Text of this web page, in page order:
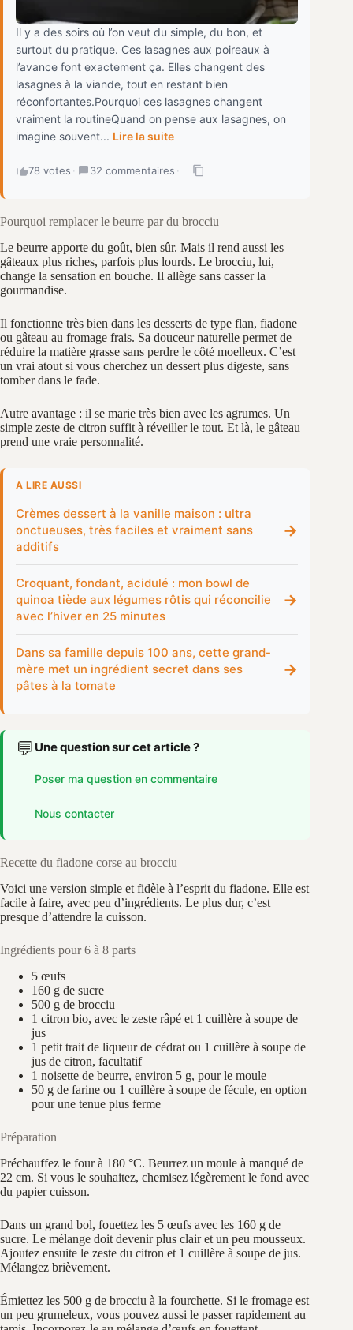
Il y a des soirs où l’on veut du simple, du bon, et
surtout du pratique. Ces lasagnes aux poireaux à
l’avance font exactement ça. Elles changent des
lasagnes à la viande, tout en restant bien
réconfortantes.Pourquoi ces lasagnes changent
vraiment la routineQuand on pense aux lasagnes, on
imagine souvent... Lire la suite
78 votes · 32 commentaires ·
Pourquoi remplacer le beurre par du brocciu
Le beurre apporte du goût, bien sûr. Mais il rend aussi les
gâteaux plus riches, parfois plus lourds. Le brocciu, lui,
change la sensation en bouche. Il allège sans casser la
gourmandise.
Il fonctionne très bien dans les desserts de type flan, fiadone
ou gâteau au fromage frais. Sa douceur naturelle permet de
réduire la matière grasse sans perdre le côté moelleux. C’est
un vrai atout si vous cherchez un dessert plus digeste, sans
tomber dans le fade.
Autre avantage : il se marie très bien avec les agrumes. Un
simple zeste de citron suffit à réveiller le tout. Et là, le gâteau
prend une vraie personnalité.
A LIRE AUSSI
Crèmes dessert à la vanille maison : ultra
onctueuses, très faciles et vraiment sans
additifs
→
Croquant, fondant, acidulé : mon bowl de
quinoa tiède aux légumes rôtis qui réconcilie
avec l’hiver en 25 minutes
→
Dans sa famille depuis 100 ans, cette grand-
mère met un ingrédient secret dans ses
pâtes à la tomate
→
💬 Une question sur cet article ?
Poser ma question en commentaire
Nous contacter
Recette du fiadone corse au brocciu
Voici une version simple et fidèle à l’esprit du fiadone. Elle est
facile à faire, avec peu d’ingrédients. Le plus dur, c’est
presque d’attendre la cuisson.
Ingrédients pour 6 à 8 parts
5 œufs
160 g de sucre
500 g de brocciu
1 citron bio, avec le zeste râpé et 1 cuillère à soupe de
jus
1 petit trait de liqueur de cédrat ou 1 cuillère à soupe de
jus de citron, facultatif
1 noisette de beurre, environ 5 g, pour le moule
50 g de farine ou 1 cuillère à soupe de fécule, en option
pour une tenue plus ferme
Préparation
Préchauffez le four à 180 °C. Beurrez un moule à manqué de
22 cm. Si vous le souhaitez, chemisez légèrement le fond avec
du papier cuisson.
Dans un grand bol, fouettez les 5 œufs avec les 160 g de
sucre. Le mélange doit devenir plus clair et un peu mousseux.
Ajoutez ensuite le zeste du citron et 1 cuillère à soupe de jus.
Mélangez brièvement.
Émiettez les 500 g de brocciu à la fourchette. Si le fromage est
un peu grumeleux, vous pouvez aussi le passer rapidement au